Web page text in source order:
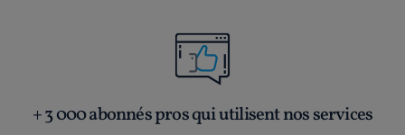
+ 3 000 abonnés pros qui utilisent nos services